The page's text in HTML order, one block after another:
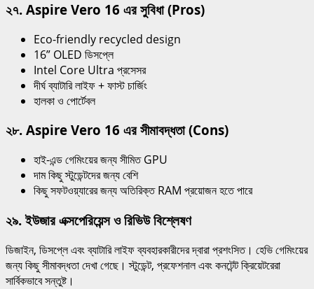
২৭. Aspire Vero 16 এর সুবিধা (Pros)
Eco-friendly recycled design
16” OLED ডিসপ্লে
Intel Core Ultra প্রসেসর
দীর্ঘ ব্যাটারি লাইফ + ফাস্ট চার্জিং
হালকা ও পোর্টেবল
২৮. Aspire Vero 16 এর সীমাবদ্ধতা (Cons)
হাই-এন্ড গেমিংয়ের জন্য সীমিত GPU
দাম কিছু স্টুডেন্টদের জন্য বেশি
কিছু সফটওয়্যারের জন্য অতিরিক্ত RAM প্রয়োজন হতে পারে
২৯. ইউজার এক্সপেরিয়েন্স ও রিভিউ বিশ্লেষণ
ডিজাইন, ডিসপ্লে এবং ব্যাটারি লাইফ ব্যবহারকারীদের দ্বারা প্রশংসিত। হেভি গেমিংয়ের
জন্য কিছু সীমাবদ্ধতা দেখা গেছে। স্টুডেন্ট, প্রফেশনাল এবং কনটেন্ট ক্রিয়েটরেরা
সার্বিকভাবে সন্তুষ্ট।